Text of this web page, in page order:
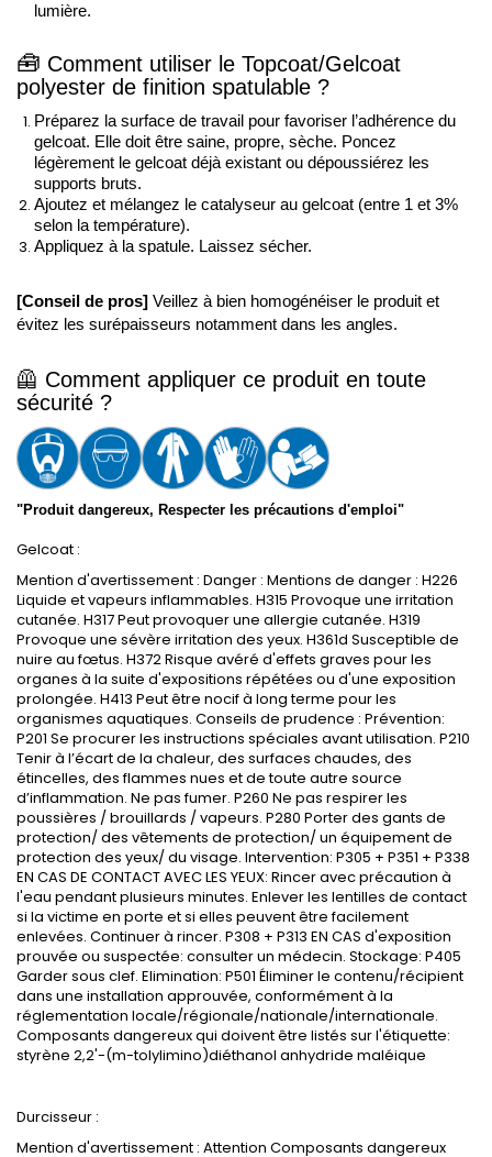
lumière.
🧰 Comment utiliser le Topcoat/Gelcoat
polyester de finition spatulable ?
Préparez la surface de travail pour favoriser l’adhérence du
gelcoat. Elle doit être saine, propre, sèche. Poncez
légèrement le gelcoat déjà existant ou dépoussiérez les
supports bruts.
Ajoutez et mélangez le catalyseur au gelcoat (entre 1 et 3%
selon la température).
Appliquez à la spatule. Laissez sécher.
[Conseil de pros] Veillez à bien homogénéiser le produit et
évitez les surépaisseurs notamment dans les angles.
🦺 Comment appliquer ce produit en toute
sécurité ?
"Produit dangereux, Respecter les précautions d'emploi"
Gelcoat :
Mention d'avertissement : Danger : Mentions de danger : H226
Liquide et vapeurs inflammables. H315 Provoque une irritation
cutanée. H317 Peut provoquer une allergie cutanée. H319
Provoque une sévère irritation des yeux. H361d Susceptible de
nuire au fœtus. H372 Risque avéré d'effets graves pour les
organes à la suite d'expositions répétées ou d'une exposition
prolongée. H413 Peut être nocif à long terme pour les
organismes aquatiques. Conseils de prudence : Prévention:
P201 Se procurer les instructions spéciales avant utilisation. P210
Tenir à l’écart de la chaleur, des surfaces chaudes, des
étincelles, des flammes nues et de toute autre source
d’inflammation. Ne pas fumer. P260 Ne pas respirer les
poussières / brouillards / vapeurs. P280 Porter des gants de
protection/ des vêtements de protection/ un équipement de
protection des yeux/ du visage. Intervention: P305 + P351 + P338
EN CAS DE CONTACT AVEC LES YEUX: Rincer avec précaution à
l'eau pendant plusieurs minutes. Enlever les lentilles de contact
si la victime en porte et si elles peuvent être facilement
enlevées. Continuer à rincer. P308 + P313 EN CAS d'exposition
prouvée ou suspectée: consulter un médecin. Stockage: P405
Garder sous clef. Elimination: P501 Éliminer le contenu/récipient
dans une installation approuvée, conformément à la
réglementation locale/régionale/nationale/internationale.
Composants dangereux qui doivent être listés sur l'étiquette:
styrène 2,2'-(m-tolylimino)diéthanol anhydride maléique
Durcisseur :
Mention d'avertissement : Attention Composants dangereux